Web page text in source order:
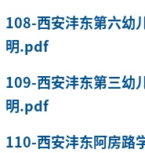
108-西安沣东第六幼
明.pdf
109-西安沣东第三幼
明.pdf
110-西安沣东阿房路